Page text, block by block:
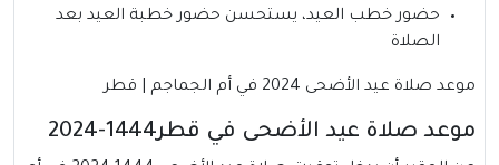
حضور خطب العيد، يستحسن حضور خطبة العيد بعد
الصلاة
موعد صلاة عيد الأضحى 2024 في أم الجماجم | قطر
موعد صلاة عيد الأضحى في قطر1444-2024